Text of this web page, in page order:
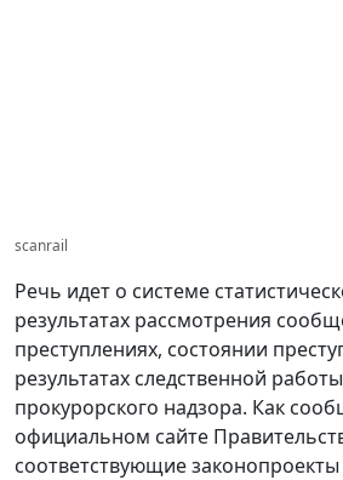
scanrail
Речь идет о системе
результатах рассмотрения
преступлениях, состоянии
результатах следственной
прокурорского надзора. Как
официальном сайте
соответствующие законопроекты